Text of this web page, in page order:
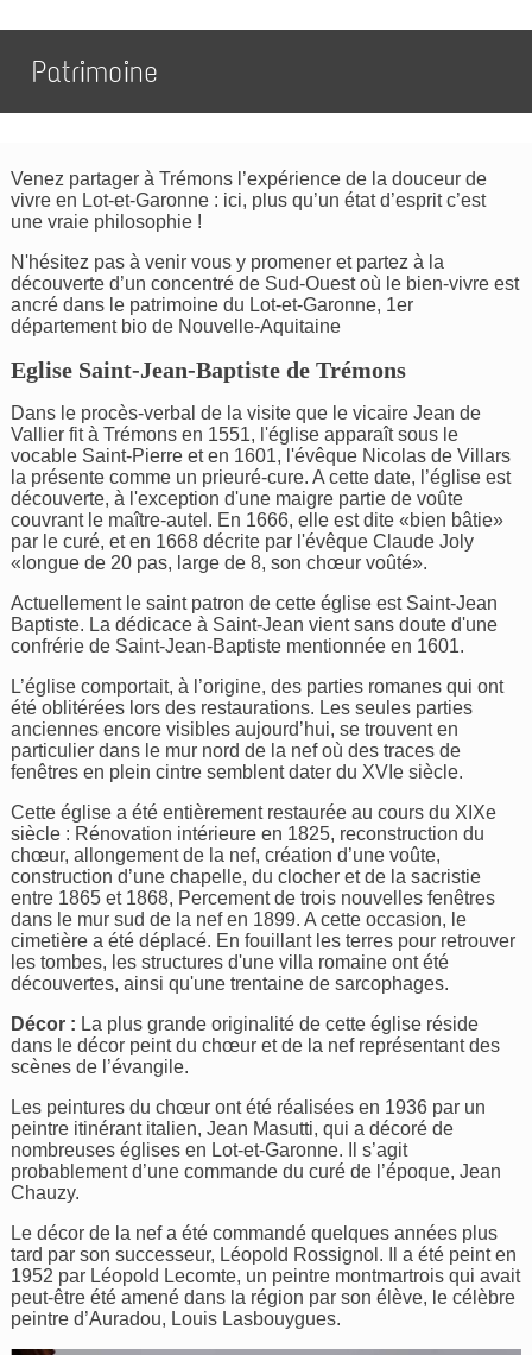
Patrimoine
Venez partager à Trémons l’expérience de la douceur de
vivre en Lot-et-Garonne : ici, plus qu’un état d’esprit c’est
une vraie philosophie !
N'hésitez pas à venir vous y promener et partez à la
découverte d’un concentré de Sud-Ouest où le bien-vivre est
ancré dans le patrimoine du Lot-et-Garonne, 1er
département bio de Nouvelle-Aquitaine
Eglise Saint-Jean-Baptiste de Trémons
Dans le procès-verbal de la visite que le vicaire Jean de
Vallier fit à Trémons en 1551, l'église apparaît sous le
vocable Saint-Pierre et en 1601, l'évêque Nicolas de Villars
la présente comme un prieuré-cure. A cette date, l’église est
découverte, à l'exception d'une maigre partie de voûte
couvrant le maître-autel. En 1666, elle est dite «bien bâtie»
par le curé, et en 1668 décrite par l'évêque Claude Joly
«longue de 20 pas, large de 8, son chœur voûté».
Actuellement le saint patron de cette église est Saint-Jean
Baptiste. La dédicace à Saint-Jean vient sans doute d'une
confrérie de Saint-Jean-Baptiste mentionnée en 1601.
L’église comportait, à l’origine, des parties romanes qui ont
été oblitérées lors des restaurations. Les seules parties
anciennes encore visibles aujourd’hui, se trouvent en
particulier dans le mur nord de la nef où des traces de
fenêtres en plein cintre semblent dater du XVIe siècle.
Cette église a été entièrement restaurée au cours du XIXe
siècle : Rénovation intérieure en 1825, reconstruction du
chœur, allongement de la nef, création d’une voûte,
construction d’une chapelle, du clocher et de la sacristie
entre 1865 et 1868, Percement de trois nouvelles fenêtres
dans le mur sud de la nef en 1899. A cette occasion, le
cimetière a été déplacé. En fouillant les terres pour retrouver
les tombes, les structures d'une villa romaine ont été
découvertes, ainsi qu'une trentaine de sarcophages.
Décor : La plus grande originalité de cette église réside
dans le décor peint du chœur et de la nef représentant des
scènes de l’évangile.
Les peintures du chœur ont été réalisées en 1936 par un
peintre itinérant italien, Jean Masutti, qui a décoré de
nombreuses églises en Lot-et-Garonne. Il s’agit
probablement d’une commande du curé de l’époque, Jean
Chauzy.
Le décor de la nef a été commandé quelques années plus
tard par son successeur, Léopold Rossignol. Il a été peint en
1952 par Léopold Lecomte, un peintre montmartrois qui avait
peut-être été amené dans la région par son élève, le célèbre
peintre d’Auradou, Louis Lasbouygues.